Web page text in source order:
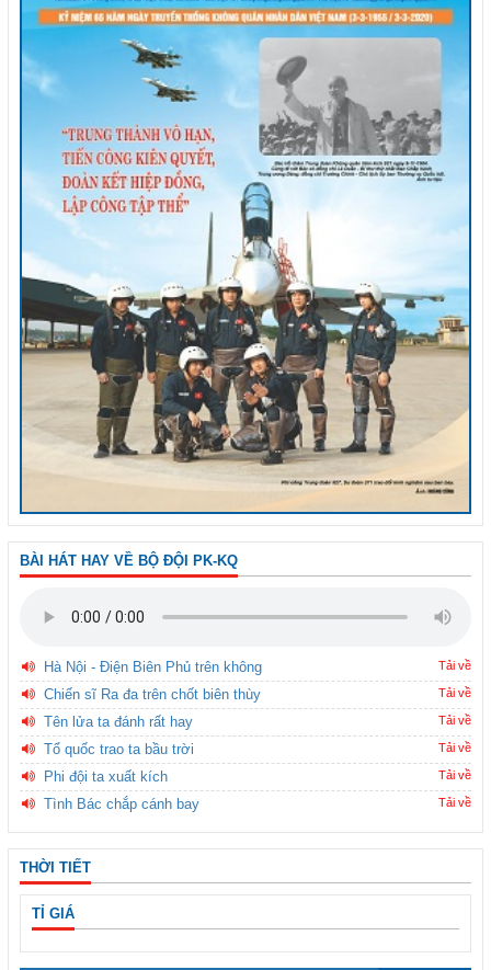
BÀI HÁT HAY VỀ BỘ ĐỘI PK-KQ
Hà Nội - Điện Biên Phủ trên không Tải về
Chiến sĩ Ra đa trên chốt biên thùy Tải về
Tên lửa ta đánh rất hay Tải về
Tổ quốc trao ta bầu trời Tải về
Phi đội ta xuất kích Tải về
Tình Bác chắp cánh bay Tải về
THỜI TIẾT
TỈ GIÁ